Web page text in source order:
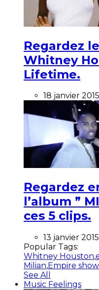
Regardez
Whitney
Lifetime.
18 janvier 2015
Regardez
l’album ”
ces 5 clips.
13 janvier 2015
Popular Tags:
Whitney Houston,
Milian,Empire show
See All
Music Feelings